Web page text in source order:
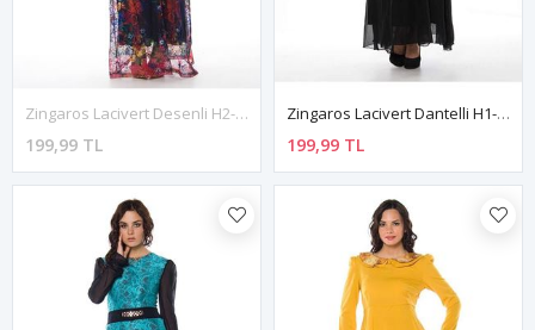
Zingaros Lacivert Desenli H2-82378
199,99 TL
Zingaros Lacivert Dantelli H1-82758
199,99 TL